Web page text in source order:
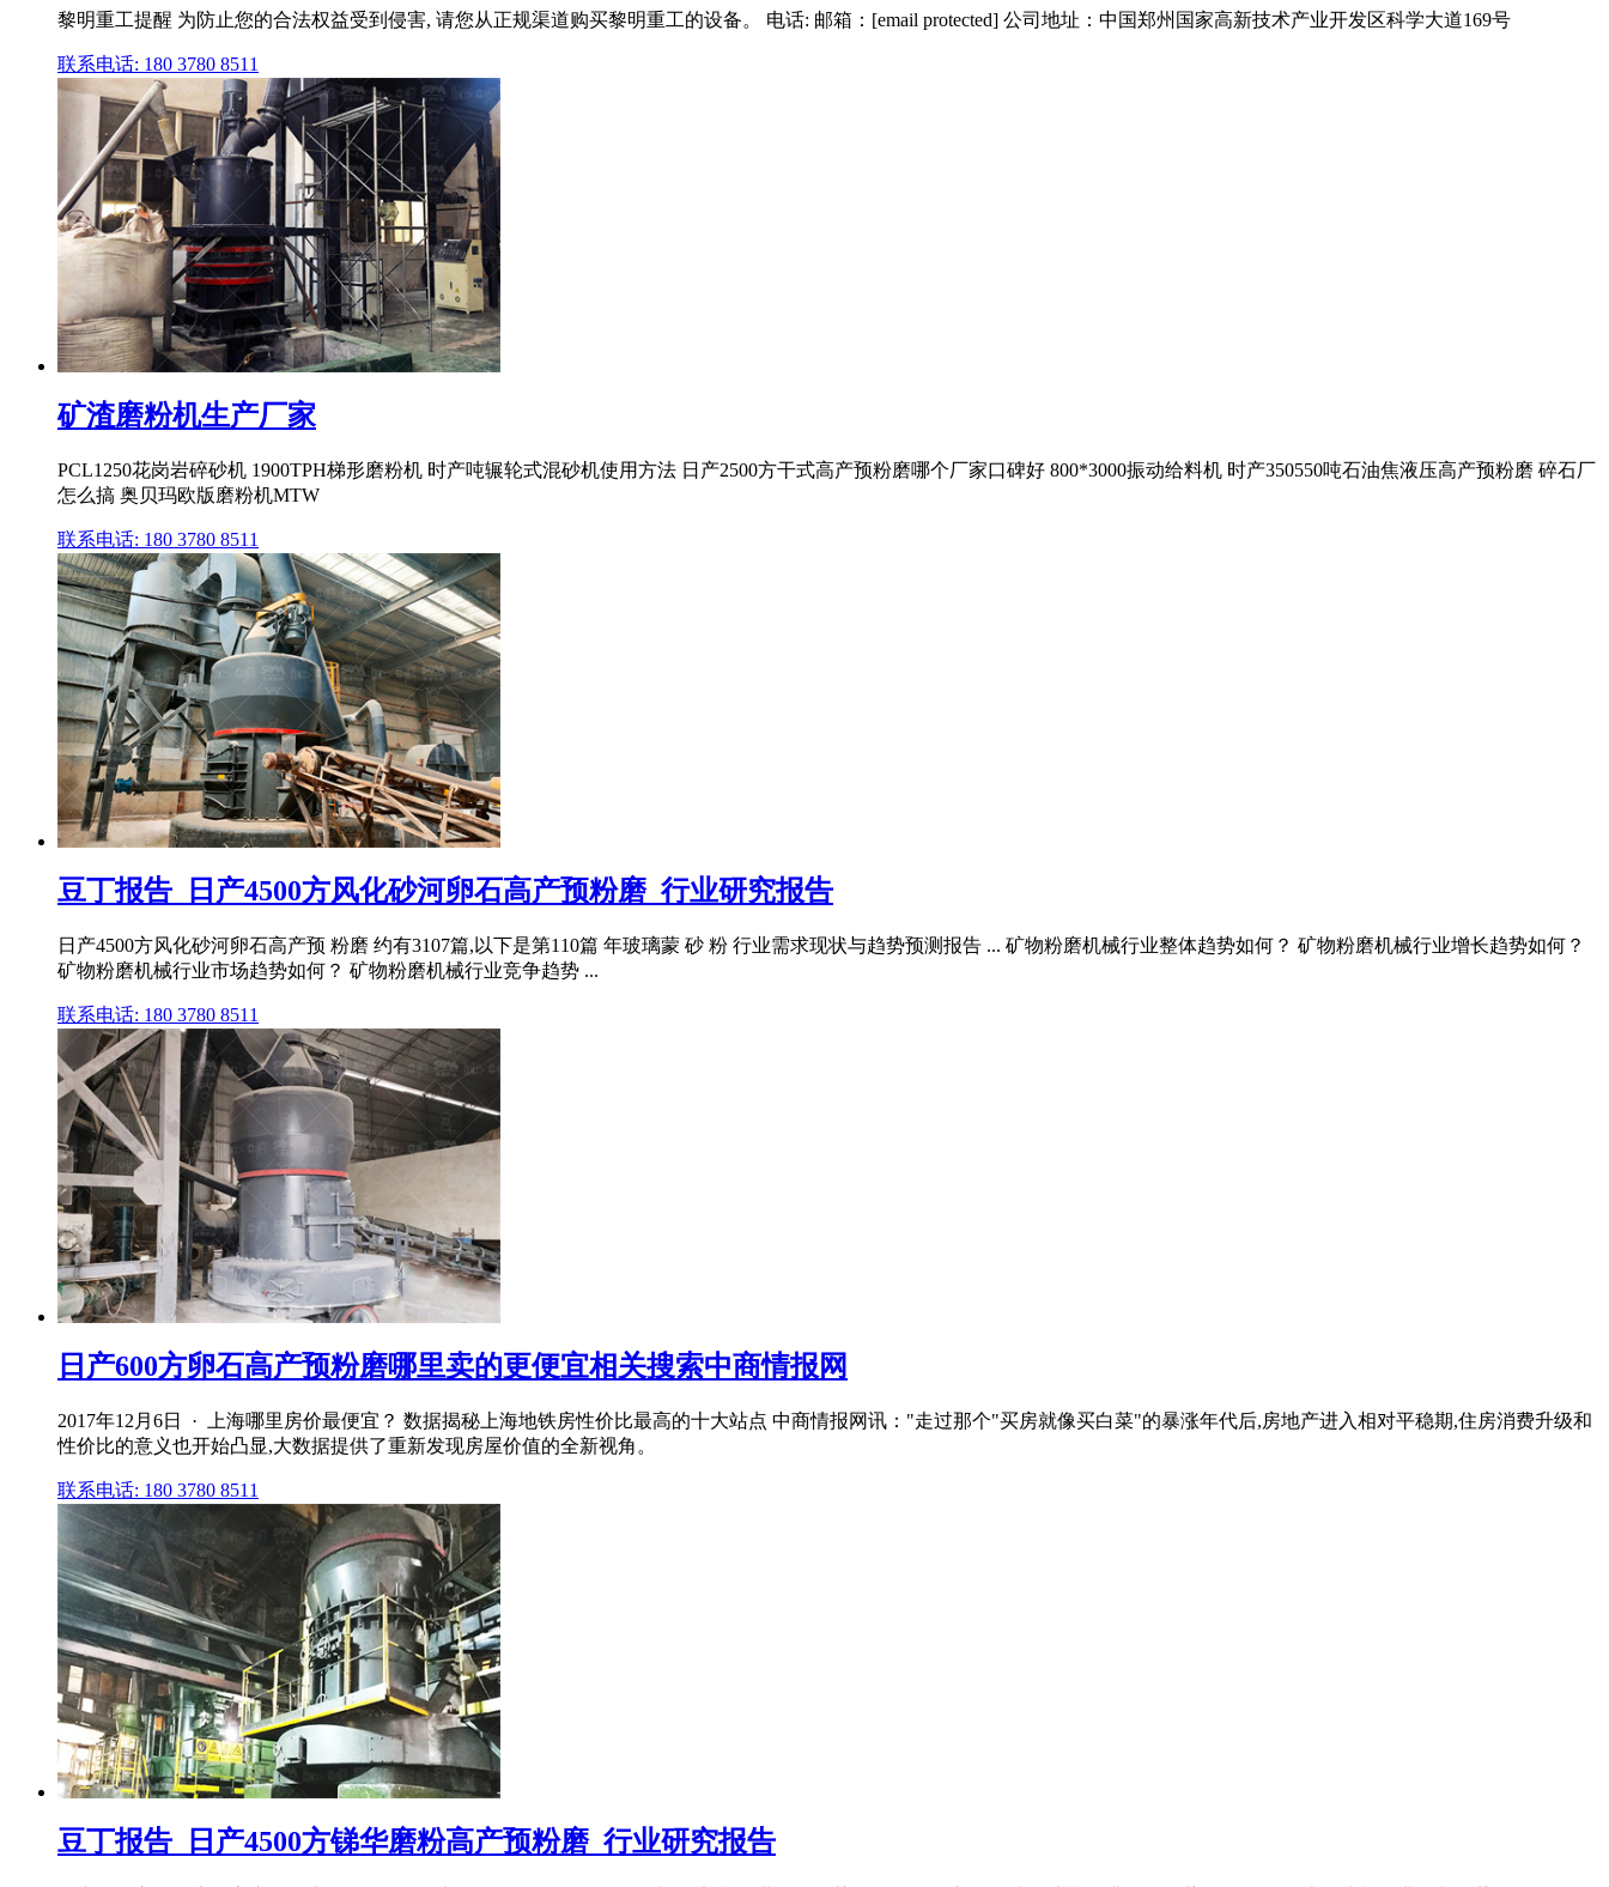
黎明重工提醒 为防止您的合法权益受到侵害, 请您从正规渠道购买黎明重工的设备。 电话: 邮箱：[email protected] 公司地址：中国郑州国家高新技术产业开发区科学大道169号
联系电话: 180 3780 8511
矿渣磨粉机生产厂家
PCL1250花岗岩碎砂机 1900TPH梯形磨粉机 时产吨辗轮式混砂机使用方法 日产2500方干式高产预粉磨哪个厂家口碑好 800*3000振动给料机 时产350550吨石油焦液压高产预粉磨 碎石厂
怎么搞 奥贝玛欧版磨粉机MTW
联系电话: 180 3780 8511
豆丁报告_日产4500方风化砂河卵石高产预粉磨_行业研究报告
日产4500方风化砂河卵石高产预 粉磨 约有3107篇,以下是第110篇 年玻璃蒙 砂 粉 行业需求现状与趋势预测报告 ... 矿物粉磨机械行业整体趋势如何？ 矿物粉磨机械行业增长趋势如何？
矿物粉磨机械行业市场趋势如何？ 矿物粉磨机械行业竞争趋势 ...
联系电话: 180 3780 8511
日产600方卵石高产预粉磨哪里卖的更便宜相关搜索中商情报网
2017年12月6日 · 上海哪里房价最便宜？ 数据揭秘上海地铁房性价比最高的十大站点 中商情报网讯："走过那个"买房就像买白菜"的暴涨年代后,房地产进入相对平稳期,住房消费升级和
性价比的意义也开始凸显,大数据提供了重新发现房屋价值的全新视角。
联系电话: 180 3780 8511
豆丁报告_日产4500方锑华磨粉高产预粉磨_行业研究报告